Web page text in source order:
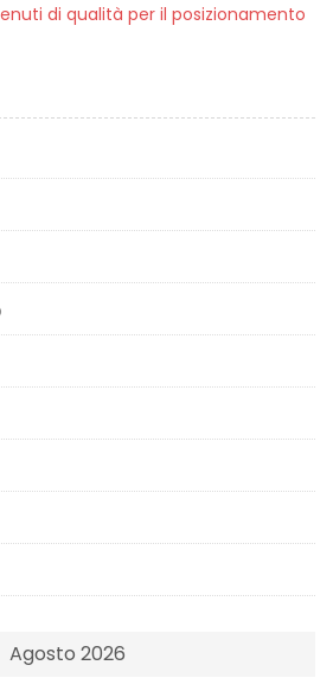
di qualità per il posizionamento
Agosto 2026